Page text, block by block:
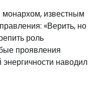
известным
«Верить, но
роль
проявления
наводил